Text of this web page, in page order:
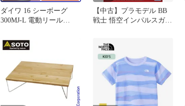
ダイワ 16 シーボーグ
300MJ-L 電動リール
ョア 船釣り ジギング 落
し込み ブリ ヒラマサ ア
【中古】プラモデル BB
戦士 悟空インパルスガン
[5061548]